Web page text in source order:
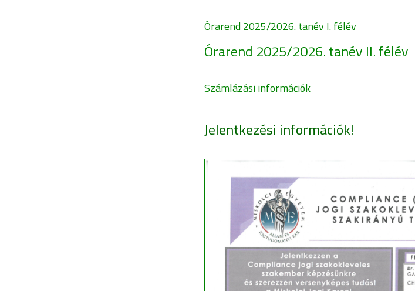
Órarend 2025/2026. tanév I. félév
Órarend 2025/2026. tanév II. félév
Számlázási információk
Jelentkezési információk!